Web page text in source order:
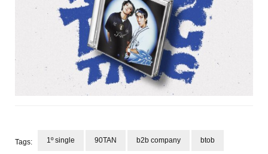
Tags: 1º single 90TAN b2b company btob